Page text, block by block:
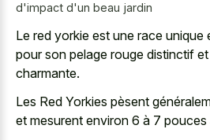
d'impact d'un beau jardin
Le red yorkie est une race unique
pour son pelage rouge distinctif
charmante.
Les Red Yorkies pèsent
et mesurent environ 6 à 7 pouces